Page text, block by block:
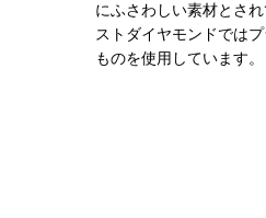
にふさわしい素材とさ
ストダイヤモンドでは
ものを使用しています。